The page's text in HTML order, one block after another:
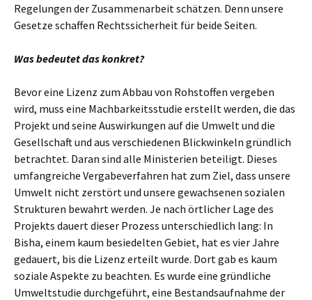
Regelungen der Zusammenarbeit schätzen. Denn unsere
Gesetze schaffen Rechtssicherheit für beide Seiten.
Was bedeutet das konkret?
Bevor eine Lizenz zum Abbau von Rohstoffen vergeben
wird, muss eine Machbarkeitsstudie erstellt werden, die das
Projekt und seine Auswirkungen auf die Umwelt und die
Gesellschaft und aus verschiedenen Blickwinkeln gründlich
betrachtet. Daran sind alle Ministerien beteiligt. Dieses
umfangreiche Vergabeverfahren hat zum Ziel, dass unsere
Umwelt nicht zerstört und unsere gewachsenen sozialen
Strukturen bewahrt werden. Je nach örtlicher Lage des
Projekts dauert dieser Prozess unterschiedlich lang: In
Bisha, einem kaum besiedelten Gebiet, hat es vier Jahre
gedauert, bis die Lizenz erteilt wurde. Dort gab es kaum
soziale Aspekte zu beachten. Es wurde eine gründliche
Umweltstudie durchgeführt, eine Bestandsaufnahme der